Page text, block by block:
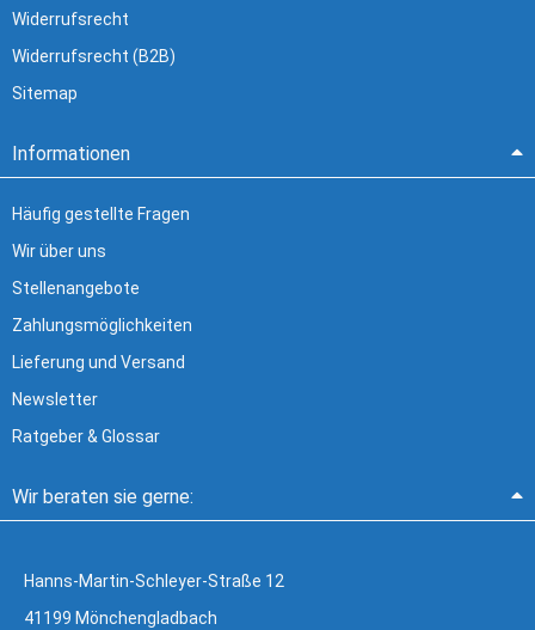
Widerrufsrecht
Widerrufsrecht (B2B)
Sitemap
Informationen
Häufig gestellte Fragen
Wir über uns
Stellenangebote
Zahlungsmöglichkeiten
Lieferung und Versand
Newsletter
Ratgeber & Glossar
Wir beraten sie gerne:
Hanns-Martin-Schleyer-Straße 12
41199 Mönchengladbach